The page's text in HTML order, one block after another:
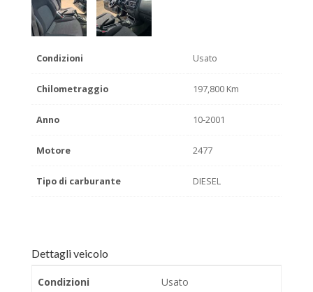
Condizioni Usato
Chilometraggio 197,800 Km
Anno 10-2001
Motore 2477
Tipo di carburante DIESEL
Dettagli veicolo
Condizioni Usato